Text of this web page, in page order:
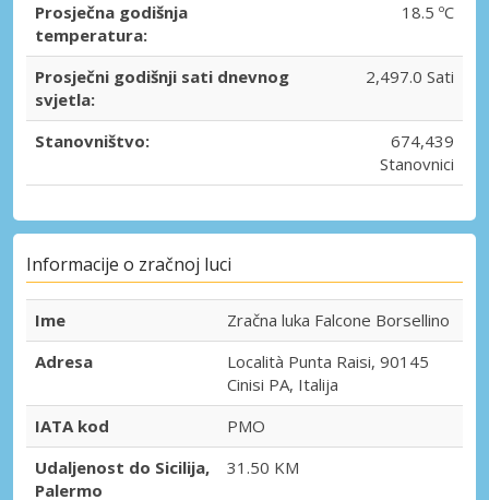
Prosječna godišnja
temperatura:
18.5 ºC
Prosječni godišnji sati dnevnog
svjetla:
2,497.0 Sati
Stanovništvo:
674,439
Stanovnici
Informacije o zračnoj luci
Ime
Zračna luka Falcone Borsellino
Adresa
Località Punta Raisi, 90145
Cinisi PA, Italija
IATA kod
PMO
Udaljenost do Sicilija,
Palermo
31.50 KM